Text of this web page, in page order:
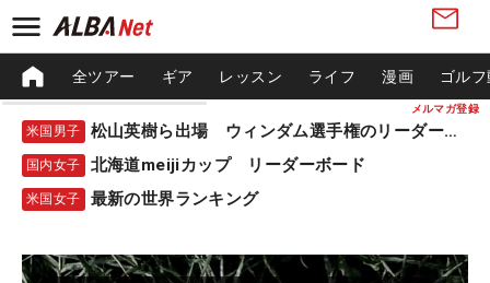
メルマガ登録
全ツアー ギア レッスン ライフ 漫画 ゴル
米国男子 松山英樹ら出場 ウィンダム選手権のリーダーボード
国内女子 北海道meijiカップ リーダーボード
米国女子 最新の世界ランキング